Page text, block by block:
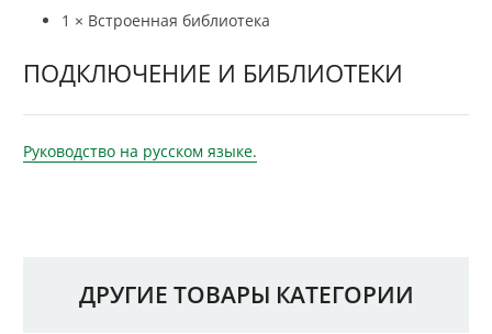
1 × Встроенная библиотека
ПОДКЛЮЧЕНИЕ И БИБЛИОТЕКИ
Руководство на русском языке.
ДРУГИЕ ТОВАРЫ КАТЕГОРИИ